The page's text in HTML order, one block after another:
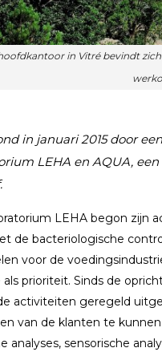
in Vitré bevindt
in januari 2015 door
LEHA en AQUA,
LEHA begon zijn
de bacteriologische
voor de
prioriteit. Sinds de
activiteiten geregeld
van de klanten te
analyses, sensorische